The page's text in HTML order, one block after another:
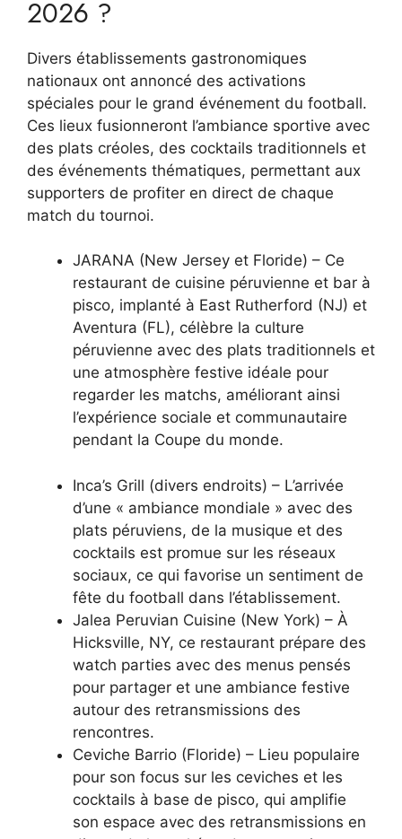
2026 ?
Divers établissements gastronomiques
nationaux ont annoncé des activations
spéciales pour le grand événement du football.
Ces lieux fusionneront l’ambiance sportive avec
des plats créoles, des cocktails traditionnels et
des événements thématiques, permettant aux
supporters de profiter en direct de chaque
match du tournoi.
JARANA (New Jersey et Floride) – Ce
restaurant de cuisine péruvienne et bar à
pisco, implanté à East Rutherford (NJ) et
Aventura (FL), célèbre la culture
péruvienne avec des plats traditionnels et
une atmosphère festive idéale pour
regarder les matchs, améliorant ainsi
l’expérience sociale et communautaire
pendant la Coupe du monde.
Inca’s Grill (divers endroits) – L’arrivée
d’une « ambiance mondiale » avec des
plats péruviens, de la musique et des
cocktails est promue sur les réseaux
sociaux, ce qui favorise un sentiment de
fête du football dans l’établissement.
Jalea Peruvian Cuisine (New York) – À
Hicksville, NY, ce restaurant prépare des
watch parties avec des menus pensés
pour partager et une ambiance festive
autour des retransmissions des
rencontres.
Ceviche Barrio (Floride) – Lieu populaire
pour son focus sur les ceviches et les
cocktails à base de pisco, qui amplifie
son espace avec des retransmissions en